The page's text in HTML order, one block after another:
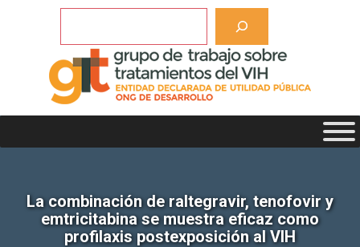
La combinación de raltegravir, tenofovir y
emtricitabina se muestra eficaz como
profilaxis postexposición al VIH